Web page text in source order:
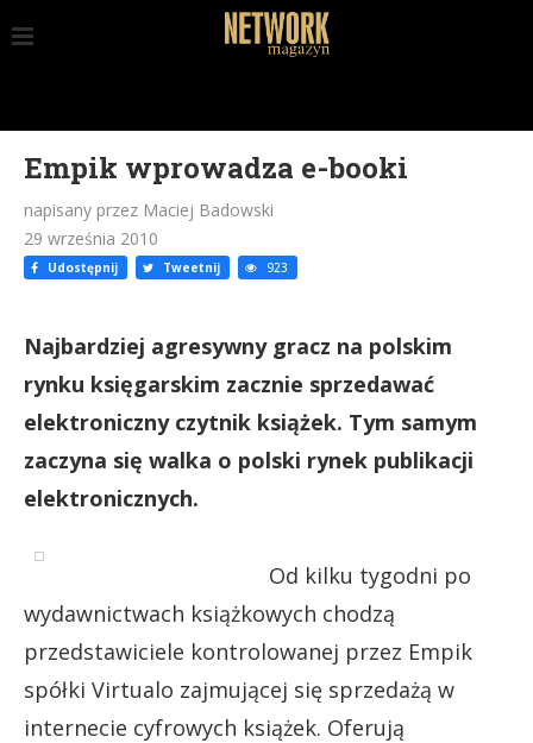
Empik wprowadza e-booki
napisany przez Maciej Badowski
29 września 2010
Udostępnij Tweetnij 923
Najbardziej agresywny gracz na polskim
rynku księgarskim zacznie sprzedawać
elektroniczny czytnik książek. Tym samym
zaczyna się walka o polski rynek publikacji
elektronicznych.
Od kilku tygodni po
wydawnictwach książkowych chodzą
przedstawiciele kontrolowanej przez Empik
spółki Virtualo zajmującej się sprzedażą w
internecie cyfrowych książek. Oferują